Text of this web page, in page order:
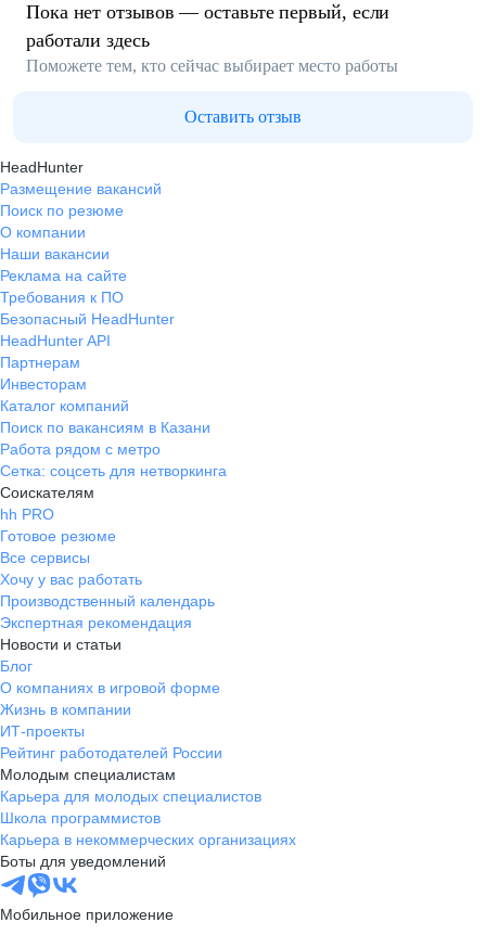
Пока нет отзывов — оставьте первый, если
работали здесь
Поможете тем, кто сейчас выбирает место работы
Оставить отзыв
HeadHunter
Размещение вакансий
Поиск по резюме
О компании
Наши вакансии
Реклама на сайте
Требования к ПО
Безопасный HeadHunter
HeadHunter API
Партнерам
Инвесторам
Каталог компаний
Поиск по вакансиям в Казани
Работа рядом с метро
Сетка: соцсеть для нетворкинга
Соискателям
hh PRO
Готовое резюме
Все сервисы
Хочу у вас работать
Производственный календарь
Экспертная рекомендация
Новости и статьи
Блог
О компаниях в игровой форме
Жизнь в компании
ИТ-проекты
Рейтинг работодателей России
Молодым специалистам
Карьера для молодых специалистов
Школа программистов
Карьера в некоммерческих организациях
Боты для уведомлений
Мобильное приложение